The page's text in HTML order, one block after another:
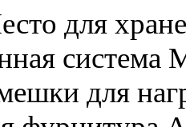
для
система
для